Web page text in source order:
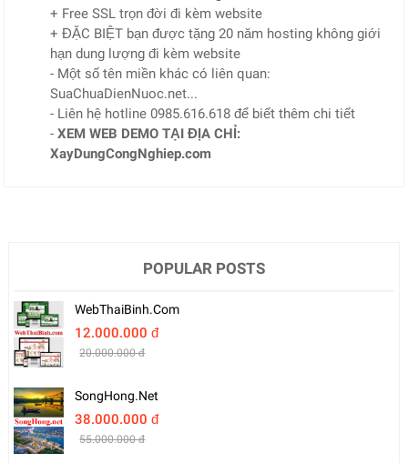
+ Free SSL trọn đời đi kèm website
+ ĐẶC BIỆT bạn được tặng 20 năm hosting không giới
hạn dung lượng đi kèm website
- Một số tên miền khác có liên quan:
SuaChuaDienNuoc.net...
- Liên hệ hotline 0985.616.618 để biết thêm chi tiết
-XEM WEB DEMO TẠI ĐỊA CHỈ:
XayDungCongNghiep.com
POPULAR POSTS
WebThaiBinh.com
12.000.000 đ
20.000.000 đ
SongHong.net
38.000.000 đ
55.000.000 đ